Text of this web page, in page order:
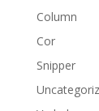
Column
Cor
Snipper